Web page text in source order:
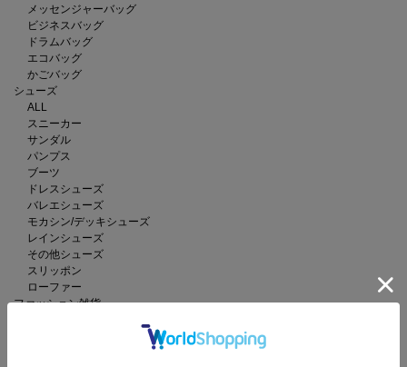
メッセンジャーバッグ
ビジネスバッグ
ドラムバッグ
エコバッグ
かごバッグ
シューズ
ALL
スニーカー
サンダル
パンプス
ブーツ
ドレスシューズ
バレエシューズ
モカシン/デッキシューズ
レインシューズ
その他シューズ
スリッポン
ローファー
ファッション雑貨